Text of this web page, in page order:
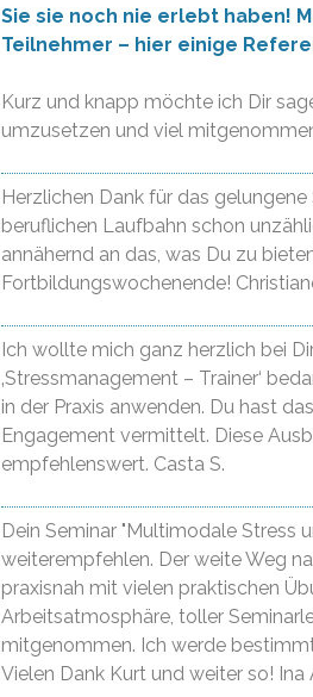
Sie sie noch nie erlebt haben!
Teilnehmer – hier einige
Kurz und knapp möchte ich Dir
umzusetzen und viel
Herzlichen Dank für das
beruflichen Laufbahn schon
annähernd an das, was Du zu
Fortbildungswochenende!
Ich wollte mich ganz herzlich bei
‚Stressmanagement – Trainer‘
in der Praxis anwenden. Du hast
Engagement vermittelt. Diese
empfehlenswert. Casta S.
Dein Seminar "Multimodale Stress
weiterempfehlen. Der weite Weg
praxisnah mit vielen praktischen
Arbeitsatmosphäre, toller
mitgenommen. Ich werde
Vielen Dank Kurt und weiter so!